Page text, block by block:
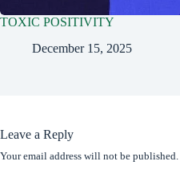
TOXIC POSITIVITY
December 15, 2025
Leave a Reply
Your email address will not be published.